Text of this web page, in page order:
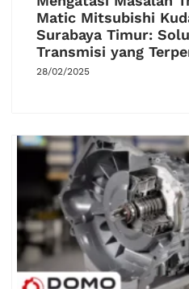
Matic Mitsubishi
Surabaya Timur:
Transmisi yang
28/02/2025